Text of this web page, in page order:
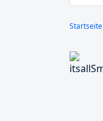
Startseite